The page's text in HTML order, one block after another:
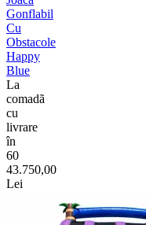
Gonflabil
Cu
Obstacole
Happy
Blue
La
comadã
cu
livrare
în
60
43.750,00
Lei